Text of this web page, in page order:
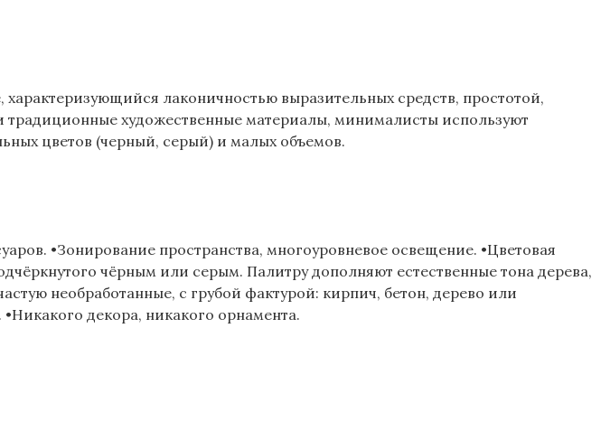
лаконичностью выразительных средств, простотой,
традиционные художественные материалы, минималисты используют
цветов (черный, серый) и малых объемов.
•Зонирование пространства, многоуровневое освещение. •Цветовая
чёрным или серым. Палитру дополняют естественные тона дерева,
необработанные, с грубой фактурой: кирпич, бетон, дерево или
декора, никакого орнамента.